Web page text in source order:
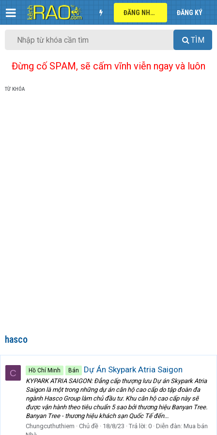
ĐĂNG NHẬP ĐĂNG KÝ
TÌM
Đừng cố SPAM, sẽ cấm vĩnh viễn ngay và luôn
TỪ KHÓA
hasco
C Hồ Chí Minh Bán Dự Án Skypark Atria Saigon
KYPARK ATRIA SAIGON: Đẳng cấp thượng lưu Dự án Skypark Atria
Saigon là một trong những dự án căn hộ cao cấp do tập đoàn đa
ngành Hasco Group làm chủ đầu tư. Khu căn hộ cao cấp này sẽ
được vận hành theo tiêu chuẩn 5 sao bởi thương hiệu Banyan Tree.
Banyan Tree - thương hiệu khách sạn Quốc Tế đến...
Chungcuthuthiem
Chủ đề 18/8/23 Trả lời: 0 Diễn đàn: Mua bán